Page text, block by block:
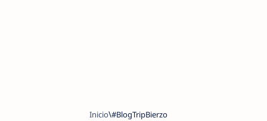
Inicio #BlogTripBierzo